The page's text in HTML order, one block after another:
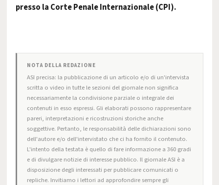
presso la Corte Penale Internazionale (CPI).
NOTA DELLA REDAZIONE
ASI precisa: la pubblicazione di un articolo e/o di un'intervista
scritta o video in tutte le sezioni del giornale non significa
necessariamente la condivisione parziale o integrale dei
contenuti in esso espressi. Gli elaborati possono rappresentare
pareri, interpretazioni e ricostruzioni storiche anche
soggettive. Pertanto, le responsabilità delle dichiarazioni sono
dell'autore e/o dell'intervistato che ci ha fornito il contenuto.
L'intento della testata è quello di fare informazione a 360 gradi
e di divulgare notizie di interesse pubblico. Il giornale ASI è a
disposizione degli interessati per pubblicare comunicati o
repliche. Invitiamo i lettori ad approfondire sempre gli